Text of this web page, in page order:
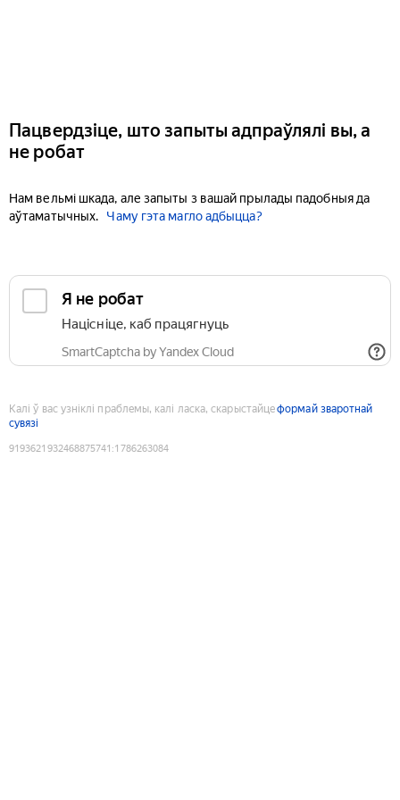
Пацвердзіце, што запыты адпраўлялі вы, а
не робат
Нам вельмі шкада, але запыты з вашай прылады падобныя да
аўтаматычных.
Чаму гэта магло адбыцца?
Я не робат
Націсніце, каб працягнуць
SmartCaptcha by Yandex Cloud
Калі ў вас узніклі праблемы, калі ласка, скарыстайцеформай зваротнай
сувязі
9193621932468875741 :1786263084